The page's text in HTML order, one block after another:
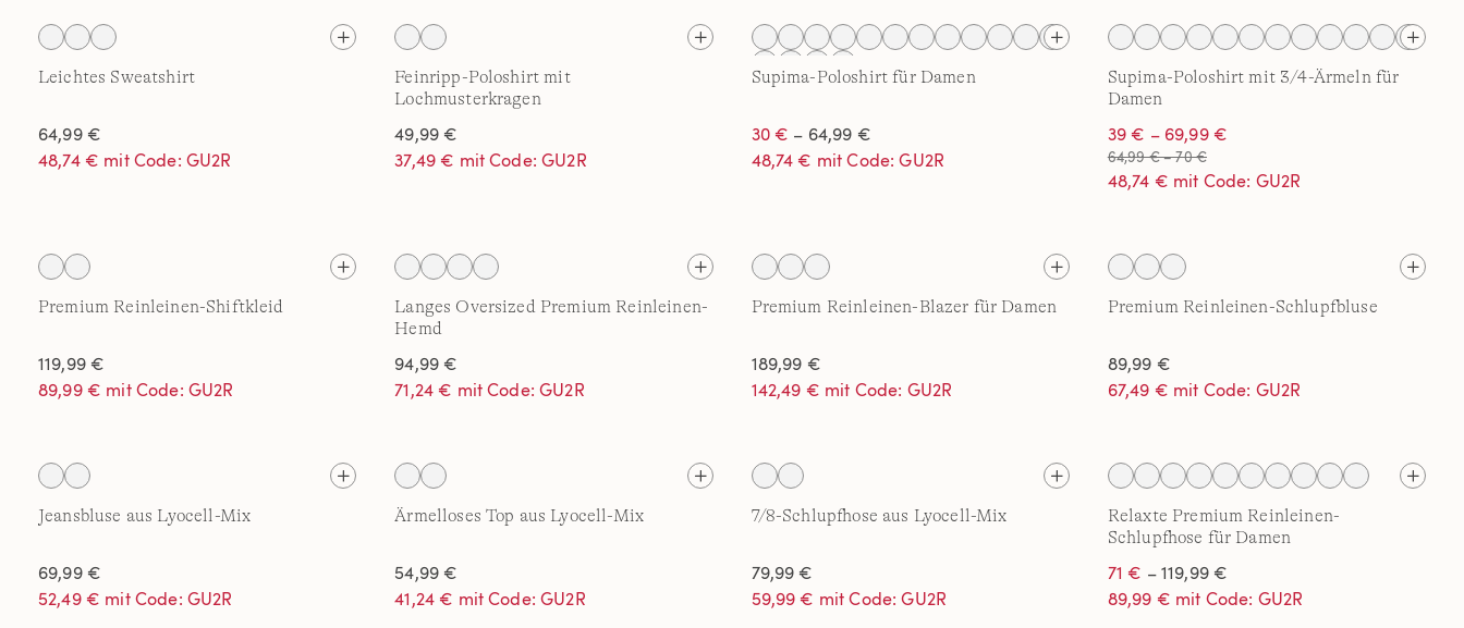
Leichtes Sweatshirt
64,99 €
48,74 € mit Code: GU2R
Feinripp-Poloshirt mit
Lochmusterkragen
49,99 €
37,49 € mit Code: GU2R
Supima-Poloshirt für Damen
30 € – 64,99 €
48,74 € mit Code: GU2R
Supima-Poloshirt mit 3/4-Ärmeln für
Damen
39 € – 69,99 €
64,99 € – 70 €
48,74 € mit Code: GU2R
Premium Reinleinen-Shiftkleid
119,99 €
89,99 € mit Code: GU2R
Langes Oversized Premium Reinleinen-
Hemd
94,99 €
71,24 € mit Code: GU2R
Premium Reinleinen-Blazer für Damen
189,99 €
142,49 € mit Code: GU2R
Premium Reinleinen-Schlupfbluse
89,99 €
67,49 € mit Code: GU2R
Jeansbluse aus Lyocell-Mix
69,99 €
52,49 € mit Code: GU2R
Ärmelloses Top aus Lyocell-Mix
54,99 €
41,24 € mit Code: GU2R
7/8-Schlupfhose aus Lyocell-Mix
79,99 €
59,99 € mit Code: GU2R
Relaxte Premium Reinleinen-
Schlupfhose für Damen
71 € – 119,99 €
89,99 € mit Code: GU2R